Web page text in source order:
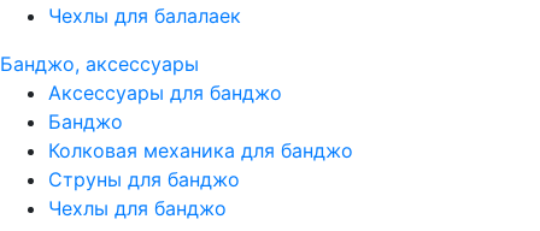
Чехлы для балалаек
Банджо, аксессуары
Аксессуары для банджо
Банджо
Колковая механика для банджо
Струны для банджо
Чехлы для банджо